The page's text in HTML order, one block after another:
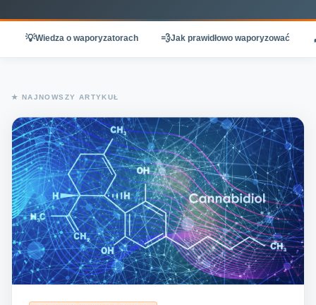
💡Wiedza o waporyzatorach 💨Jak prawidłowo waporyzować
★ NAJNOWSZY ARTYKUŁ